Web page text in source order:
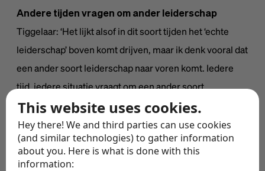
This website uses cookies.
Hey there! We and third parties can use cookies
(and similar technologies) to gather information
about you. Here is what is done with this
information:
Andere tijden vragen om ander leiderschap
Tiggelaar: ‘Het lijkt alsof in dit soort tijden het ‘echte
leiderschap’ boven komt drijven, maar ik denk vooral dat
een ander soort leiderschap naar voren komt. Iedere
tijd, iedere situatie vraagt om een ander soort
leiderschap. In 2000 werd Winston Churchill als de
grootste Brit aller tijden gekozen. Churchill heeft zijn
faam vooral verworven door zijn rol in de Tweede
Wereldoorlog. Wat heel veel mensen ook weten, is dat